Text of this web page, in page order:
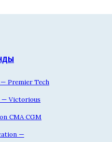
Premier Tech
— Victorious
CMA CGM
—